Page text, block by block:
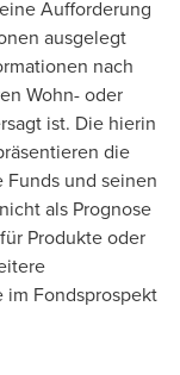
Aufforderung
ausgelegt
nach
Wohn- oder
ist. Die hierin
die
und seinen
als Prognose
Produkte oder
im Fondsprospekt